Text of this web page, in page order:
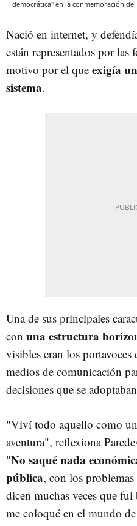
democrática" en la conmemoración del
Nació en internet, y
están representados por las
motivo por el que exigía
sistema.
Una de sus principales
con una estructura
visibles eran los portavoces
medios de comunicación
decisiones que se
"Viví todo aquello como
aventura", reflexiona
"No saqué nada
pública, con los
dicen muchas veces que
me coloqué en el mundo